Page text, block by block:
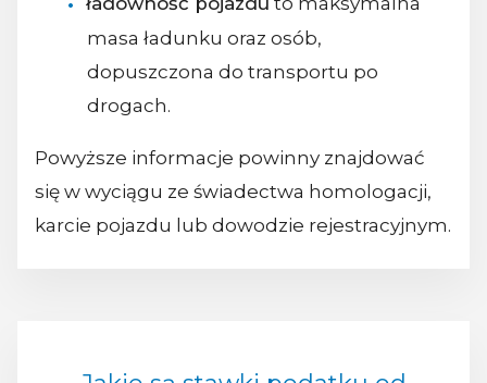
masa ładunku oraz osób,
dopuszczona do transportu po
drogach.
Powyższe informacje powinny znajdować
się w wyciągu ze świadectwa homologacji,
karcie pojazdu lub dowodzie rejestracyjnym.